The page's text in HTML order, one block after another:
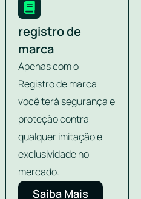
registro de
marca
Apenas com o
Registro de marca
você terá segurança e
proteção contra
qualquer imitação e
exclusividade no
mercado.
Saiba Mais